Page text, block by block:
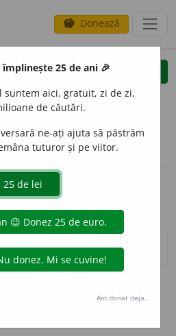
savings Donează
clear
opțiuni
volume_up (1)
împlinește 25 de ani 🎉
suntem aici, gratuit, zi de zi,
de căutări.
ne-ați ajuta să păstrăm
tuturor și pe viitor.
Am donat deja.